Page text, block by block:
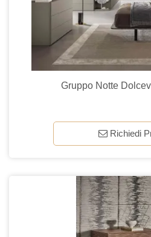
Gruppo Notte
Richiedi